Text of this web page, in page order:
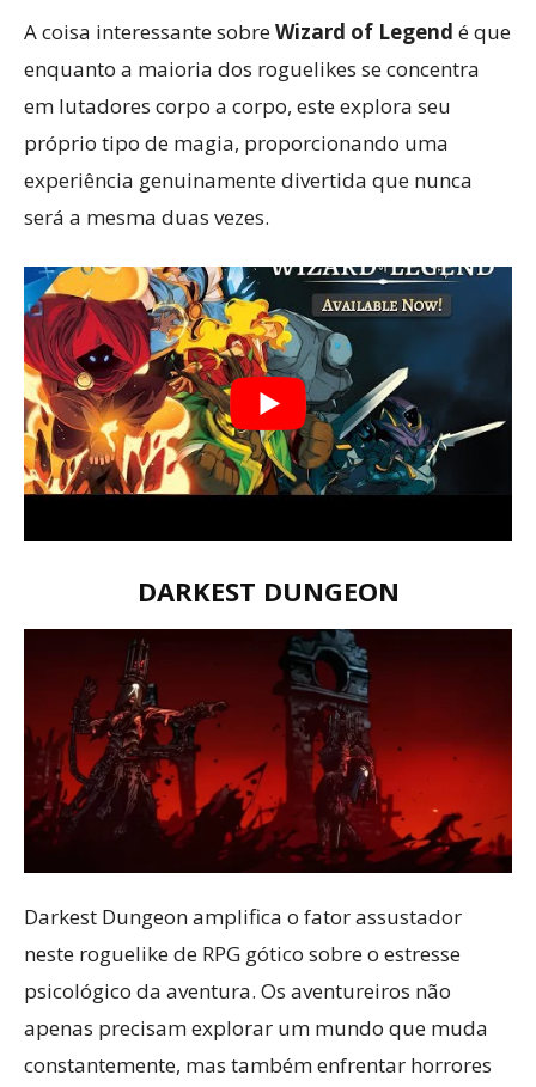
A coisa interessante sobreWizard of Legend é que
enquanto a maioria dos roguelikes se concentra
em lutadores corpo a corpo, este explora seu
próprio tipo de magia, proporcionando uma
experiência genuinamente divertida que nunca
será a mesma duas vezes.
DARKEST DUNGEON
Darkest Dungeon amplifica o fator assustador
neste roguelike de RPG gótico sobre o estresse
psicológico da aventura. Os aventureiros não
apenas precisam explorar um mundo que muda
constantemente, mas também enfrentar horrores